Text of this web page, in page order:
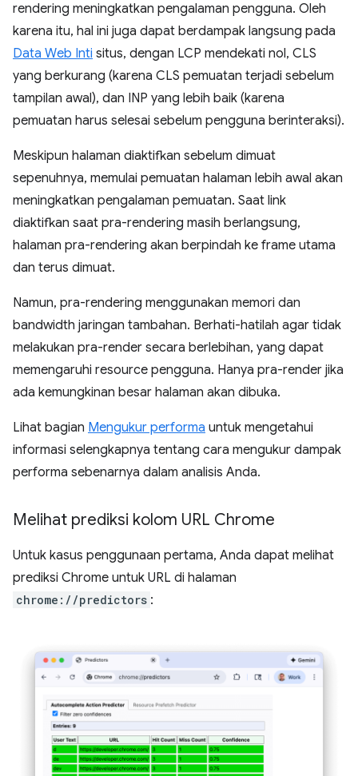
rendering meningkatkan pengalaman pengguna. Oleh
karena itu, hal ini juga dapat berdampak langsung pada
Data Web Inti situs, dengan LCP mendekati nol, CLS
yang berkurang (karena CLS pemuatan terjadi sebelum
tampilan awal), dan INP yang lebih baik (karena
pemuatan harus selesai sebelum pengguna berinteraksi).
Meskipun halaman diaktifkan sebelum dimuat
sepenuhnya, memulai pemuatan halaman lebih awal akan
meningkatkan pengalaman pemuatan. Saat link
diaktifkan saat pra-rendering masih berlangsung,
halaman pra-rendering akan berpindah ke frame utama
dan terus dimuat.
Namun, pra-rendering menggunakan memori dan
bandwidth jaringan tambahan. Berhati-hatilah agar tidak
melakukan pra-render secara berlebihan, yang dapat
memengaruhi resource pengguna. Hanya pra-render jika
ada kemungkinan besar halaman akan dibuka.
Lihat bagian Mengukur performa untuk mengetahui
informasi selengkapnya tentang cara mengukur dampak
performa sebenarnya dalam analisis Anda.
Melihat prediksi kolom URL Chrome
Untuk kasus penggunaan pertama, Anda dapat melihat
prediksi Chrome untuk URL di halaman
chrome://predictors :